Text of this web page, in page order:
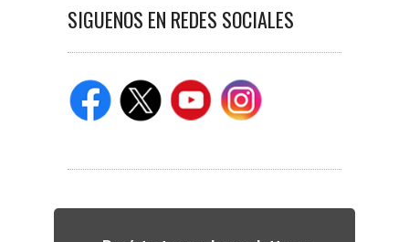
SIGUENOS EN REDES SOCIALES